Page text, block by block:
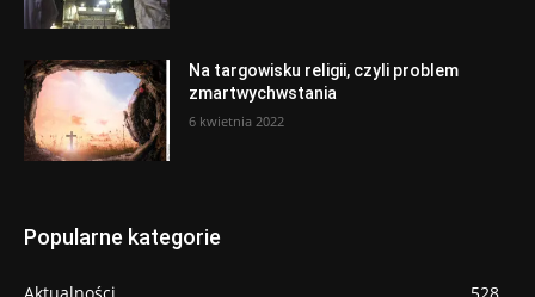
Na targowisku religii, czyli problem
zmartwychwstania
6 kwietnia 2022
Popularne kategorie